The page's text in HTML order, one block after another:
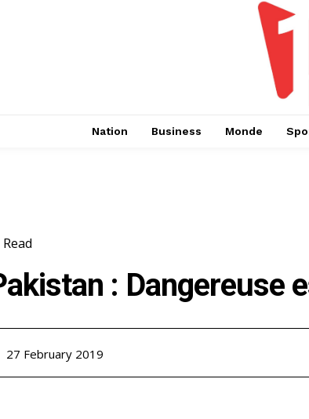
Nation Business Monde
Read
: Dangereuse
27 February 2019